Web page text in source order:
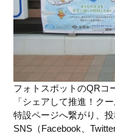
フォトスポットのQRコ
「シェアして推進！ク
特設ページへ繋がり、
SNS（Facebook、